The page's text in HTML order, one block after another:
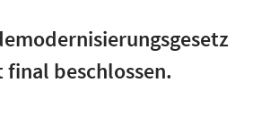
final beschlossen.